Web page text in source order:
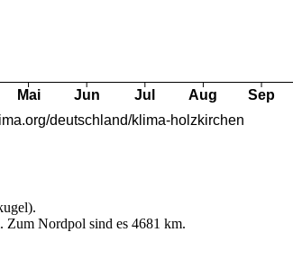
Zum Nordpol sind es 4681 km.